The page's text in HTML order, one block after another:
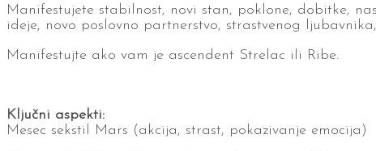
Manifestujete stabilnost, novi stan, poklone, dobitke,
ideje, novo poslovno partnerstvo, strastvenog
Manifestujte ako vam je ascendent Strelac ili Ribe.
Ključni aspekti:
Mesec sekstil Mars (akcija, strast, pokazivanje emocija)